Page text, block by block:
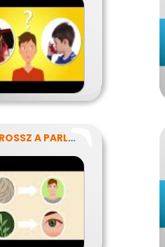
MIÉRT IS ROSSZ A PARLAGFŰ?